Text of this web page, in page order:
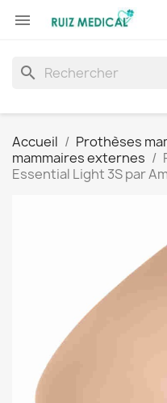

search
Accueil Prothèses
mammaires externes
Essential Light 3S par